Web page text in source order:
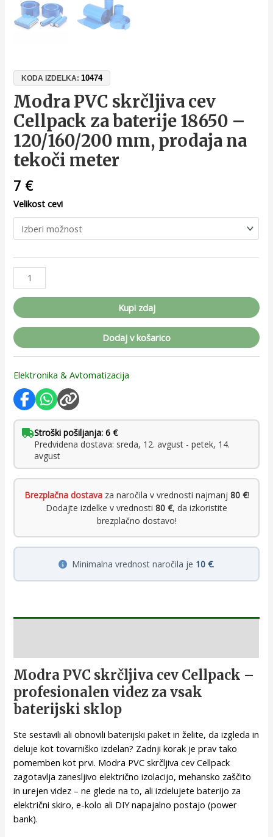
KODA IZDELKA:10474
Modra PVC skrčljiva cev
Cellpack za baterije 18650 –
120/160/200 mm, prodaja na
tekoči meter
7 €
Velikost cevi
Kupi zdaj
Dodaj v košarico
Elektronika & Avtomatizacija
Stroški pošiljanja: 6 €
Predvidena dostava: sreda, 12. avgust - petek, 14.
avgust
Brezplačna dostavaza naročila v vrednosti najmanj 80 €!
Dodajte izdelke v vrednosti 80 €, da izkoristite
brezplačno dostavo!
Minimalna vrednost naročila je 10 €.
Modra PVC skrčljiva cev Cellpack –
profesionalen videz za vsak
baterijski sklop
Ste sestavili ali obnovili baterijski paket in želite, da izgleda in
deluje kot tovarniško izdelan? Zadnji korak je prav tako
pomemben kot prvi. Modra PVC skrčljiva cev Cellpack
zagotavlja zanesljivo električno izolacijo, mehansko zaščito
in urejen videz – ne glede na to, ali izdelujete baterijo za
električni skiro, e-kolo ali DIY napajalno postajo (power
bank).